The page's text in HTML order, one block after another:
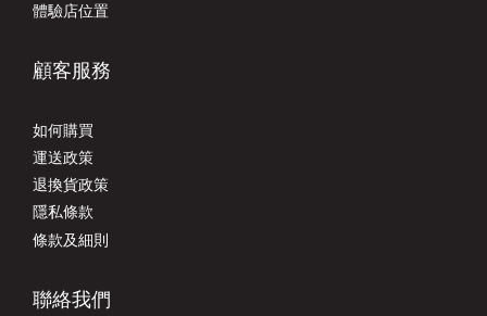
體驗店位置
顧客服務
如何購買
運送政策
退換貨政策
隱私條款
條款及細則
聯絡我們